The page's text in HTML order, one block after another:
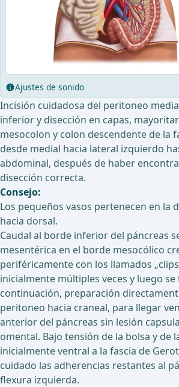
Ajustes de sonido
Incisión cuidadosa del peritoneo
inferior y disección en capas,
mesocolon y colon descendente de la
desde medial hacia lateral izquierdo
abdominal, después de haber
disección correcta.
Consejo:
Los pequeños vasos pertenecen en la
hacia dorsal.
Caudal al borde inferior del páncreas
mesentérica en el borde mesocólico
periféricamente con los llamados
inicialmente múltiples veces y luego se
continuación, preparación
peritoneo hacia craneal, para llegar
anterior del páncreas sin lesión
omental. Bajo tensión de la bolsa y de
inicialmente ventral a la fascia de
cuidado las adherencias restantes al
flexura izquierda.